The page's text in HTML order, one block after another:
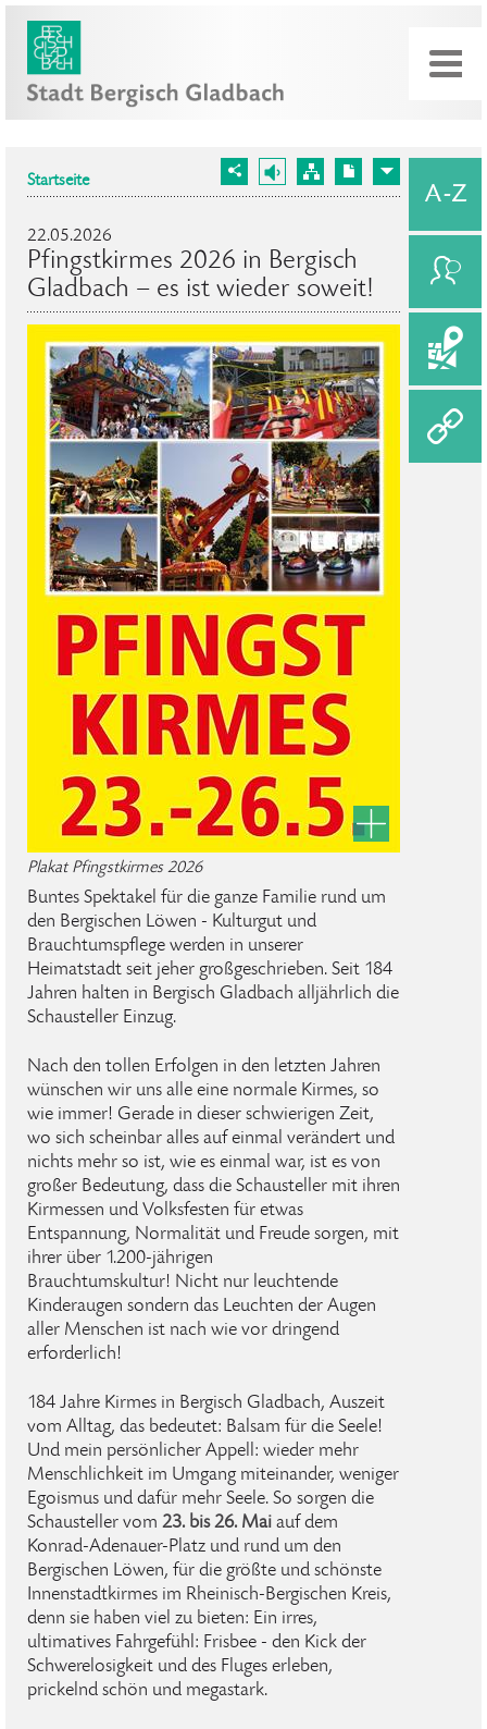
Startseite
22.05.2026
Pfingstkirmes 2026 in Bergisch
Gladbach – es ist wieder soweit!
Plakat Pfingstkirmes 2026
Buntes Spektakel für die ganze Familie rund um
den Bergischen Löwen - Kulturgut und
Brauchtumspflege werden in unserer
Heimatstadt seit jeher großgeschrieben. Seit 184
Jahren halten in Bergisch Gladbach alljährlich die
Schausteller Einzug.
Nach den tollen Erfolgen in den letzten Jahren
wünschen wir uns alle eine normale Kirmes, so
wie immer! Gerade in dieser schwierigen Zeit,
wo sich scheinbar alles auf einmal verändert und
nichts mehr so ist, wie es einmal war, ist es von
großer Bedeutung, dass die Schausteller mit ihren
Kirmessen und Volksfesten für etwas
Entspannung, Normalität und Freude sorgen, mit
ihrer über 1.200-jährigen
Brauchtumskultur! Nicht nur leuchtende
Kinderaugen sondern das Leuchten der Augen
aller Menschen ist nach wie vor dringend
erforderlich!
184 Jahre Kirmes in Bergisch Gladbach, Auszeit
vom Alltag, das bedeutet: Balsam für die Seele!
Und mein persönlicher Appell: wieder mehr
Menschlichkeit im Umgang miteinander, weniger
Egoismus und dafür mehr Seele. So sorgen die
Schausteller vom 23. bis 26. Mai auf dem
Konrad-Adenauer-Platz und rund um den
Bergischen Löwen, für die größte und schönste
Innenstadtkirmes im Rheinisch-Bergischen Kreis,
denn sie haben viel zu bieten: Ein irres,
ultimatives Fahrgefühl: Frisbee - den Kick der
Schwerelosigkeit und des Fluges erleben,
prickelnd schön und megastark.